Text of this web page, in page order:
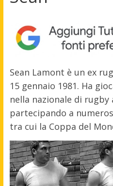
news
moda
maschile
Sean Lamont è un ex
15 gennaio 1981. Ha
nella nazionale di rugby
partecipando a
tra cui la Coppa del